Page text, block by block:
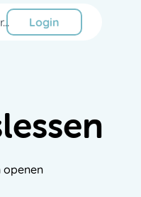
Login
openen